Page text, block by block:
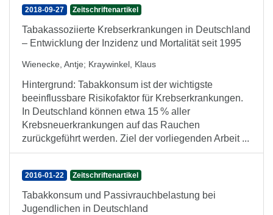
2018-09-27 Zeitschriftenartikel
Tabakassoziierte Krebserkrankungen in Deutschland
– Entwicklung der Inzidenz und Mortalität seit 1995
Wienecke, Antje; Kraywinkel, Klaus
Hintergrund: Tabakkonsum ist der wichtigste
beeinflussbare Risikofaktor für Krebserkrankungen.
In Deutschland können etwa 15 % aller
Krebsneuerkrankungen auf das Rauchen
zurückgeführt werden. Ziel der vorliegenden Arbeit ...
2016-01-22 Zeitschriftenartikel
Tabakkonsum und Passivrauchbelastung bei
Jugendlichen in Deutschland